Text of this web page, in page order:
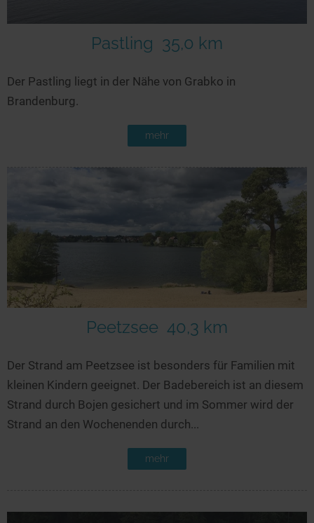
Pastling 35,0 km
Der Pastling liegt in der Nähe von Grabko in
Brandenburg.
mehr
Peetzsee 40,3 km
Der Strand am Peetzsee ist besonders für Familien mit
kleinen Kindern geeignet. Der Badebereich ist an diesem
Strand durch Bojen gesichert und im Sommer wird der
Strand an den Wochenenden durch...
mehr